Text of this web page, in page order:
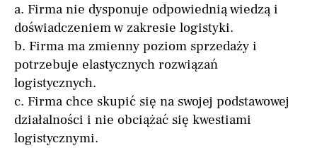
a. Firma nie dysponuje odpowiednią wiedzą i
doświadczeniem w zakresie logistyki.
b. Firma ma zmienny poziom sprzedaży i
potrzebuje elastycznych rozwiązań
logistycznych.
c. Firma chce skupić się na swojej podstawowej
działalności i nie obciążać się kwestiami
logistycznymi.